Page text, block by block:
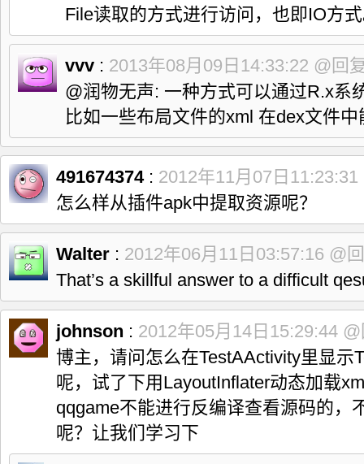
File读取的方式进行访问，也即IO方
vvv : 2013年08月09日14:33:22 @回
@润物无声: 一种方式可以通过R.x系
比如一些布局文件的xml 在dex文件
491674374: 2012年11月07日11:23:31
怎么样从插件apk中提取资源呢？
Walter : 2012年06月11日03:57:16 @
That’s a skillful answer to a difficult
johnson : 2012年05月14日15:29:44
博主，请问怎么在TestAActivity里显示
呢，试了下用LayoutInflater动态加载
qqgame不能进行反编译查看源码的，
呢？让我们学习下